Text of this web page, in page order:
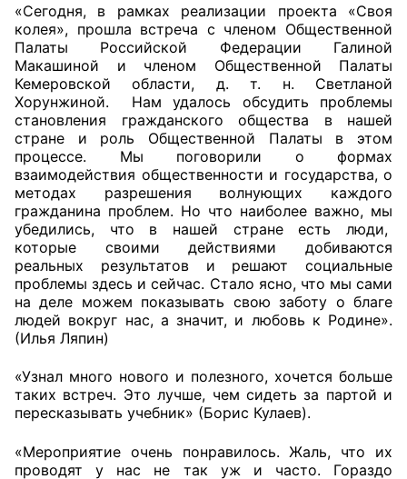
О Палате
Структура Палаты
Комиссии
Экспертный совет ОП КО
Совет ОП КО
Общественный штаб
Члены ОП КО
Документы ОП КО
Регламент ОП КО
Кодекс этики ОП КО
Положения
Соглашения
«Сегодня, в рамках реализации проекта «Своя
колея», прошла встреча с членом Общественной
Палаты Российской Федерации Галиной
Макашиной и членом Общественной Палаты
Кемеровской области, д. т. н. Светланой
Хорунжиной. Нам удалось обсудить проблемы
становления гражданского общества в нашей
стране и роль Общественной Палаты в этом
процессе. Мы поговорили о формах
взаимодействия общественности и государства, о
методах разрешения волнующих каждого
гражданина проблем. Но что наиболее важно, мы
убедились, что в нашей стране есть люди,
которые своими действиями добиваются
реальных результатов и решают социальные
проблемы здесь и сейчас. Стало ясно, что мы сами
на деле можем показывать свою заботу о благе
людей вокруг нас, а значит, и любовь к Родине».
(Илья Ляпин)
«Узнал много нового и полезного, хочется больше
таких встреч. Это лучше, чем сидеть за партой и
пересказывать учебник» (Борис Кулаев).
«Мероприятие очень понравилось. Жаль, что их
проводят у нас не так уж и часто. Гораздо